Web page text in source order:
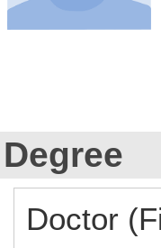
Degree
Doctor